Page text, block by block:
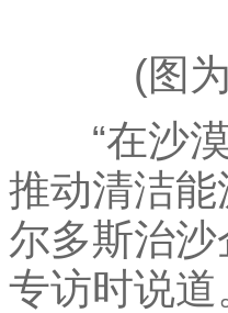
(图为
“在沙漠
推动清洁
尔多斯治
专访时说道